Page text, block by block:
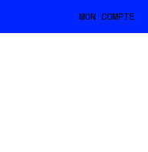
MON COMPTE